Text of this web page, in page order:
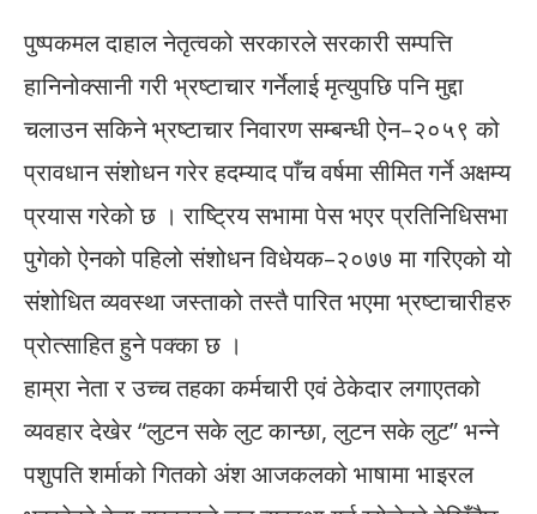
पुष्पकमल दाहाल नेतृत्वको सरकारले सरकारी सम्पत्ति
हानिनोक्सानी गरी भ्रष्टाचार गर्नेलाई मृत्युपछि पनि मुद्दा
चलाउन सकिने भ्रष्टाचार निवारण सम्बन्धी ऐन–२०५९ को
प्रावधान संशोधन गरेर हदम्याद पाँच वर्षमा सीमित गर्ने अक्षम्य
प्रयास गरेको छ । राष्ट्रिय सभामा पेस भएर प्रतिनिधिसभा
पुगेको ऐनको पहिलो संशोधन विधेयक–२०७७ मा गरिएको यो
संशोधित व्यवस्था जस्ताको तस्तै पारित भएमा भ्रष्टाचारीहरु
प्रोत्साहित हुने पक्का छ ।
हाम्रा नेता र उच्च तहका कर्मचारी एवं ठेकेदार लगाएतको
व्यवहार देखेर “लुटन सके लुट कान्छा, लुटन सके लुट” भन्ने
पशुपति शर्माको गितको अंश आजकलको भाषामा भाइरल